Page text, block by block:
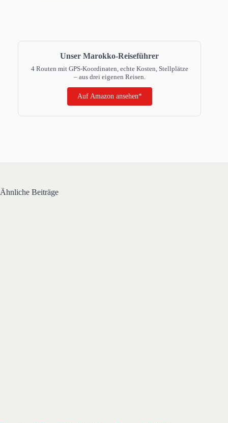
Unser Marokko-Reiseführer
4 Routen mit GPS-Koordinaten, echte Kosten, Stellplätze
– aus drei eigenen Reisen.
Auf Amazon ansehen*
Ähnliche Beiträge